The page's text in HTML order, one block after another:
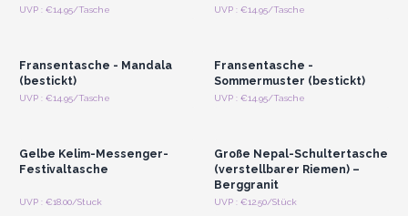
UVP : €14.95/Tasche UVP : €14.95/Tasche
Anmelden oder
Fransentasche - Mandala
(bestickt)
UVP : €14.95/Tasche
Anmelden oder
Fransentasche -
Sommermuster (bestickt)
UVP : €14.95/Tasche
Anmelden oder
Gelbe Kelim-Messenger-
Festivaltasche
UVP : €18.00/Stuck
Anmelden oder
Große Nepal-Schultertasche
(verstellbarer Riemen) –
Berggranit
UVP : €12.50/Stück
Anmelden oder
Anmelden oder